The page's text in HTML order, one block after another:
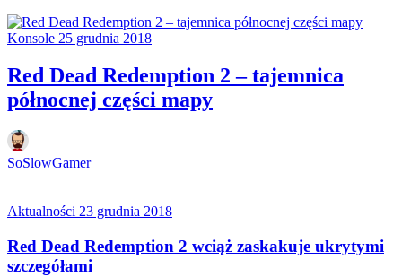
Konsole 25 grudnia 2018
Red Dead Redemption 2 – tajemnica
północnej części mapy
SoSlowGamer
Aktualności 23 grudnia 2018
Red Dead Redemption 2 wciąż zaskakuje ukrytymi
szczegółami